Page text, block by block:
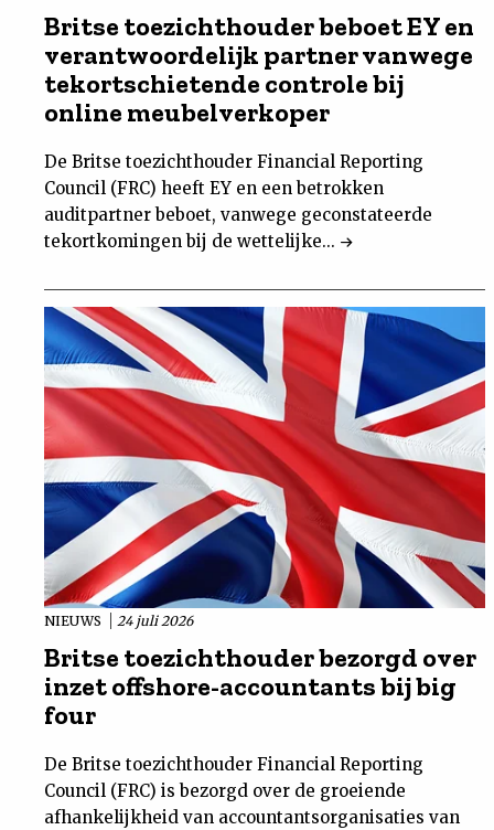
Britse toezichthouder beboet EY en
verantwoordelijk partner vanwege
tekortschietende controle bij
online meubelverkoper
De Britse toezichthouder Financial Reporting
Council (FRC) heeft EY en een betrokken
auditpartner beboet, vanwege geconstateerde
tekortkomingen bij de wettelijke...
NIEUWS 24 juli 2026
Britse toezichthouder bezorgd over
inzet offshore-accountants bij big
four
De Britse toezichthouder Financial Reporting
Council (FRC) is bezorgd over de groeiende
afhankelijkheid van accountantsorganisaties van